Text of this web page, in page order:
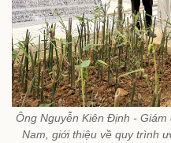
Ông Nguyễn Kiên Định - Giám
Nam, giới thiệu về quy trình